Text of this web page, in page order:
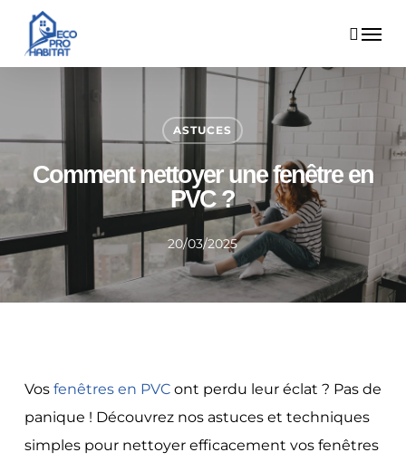
main
Menu
ASTUCES
Comment nettoyer une fenêtre en
PVC ?
20/03/2025
Vos fenêtres en PVCont perdu leur éclat ? Pas de
panique ! Découvrez nos astuces et techniques
simples pour nettoyer efficacement vos fenêtres